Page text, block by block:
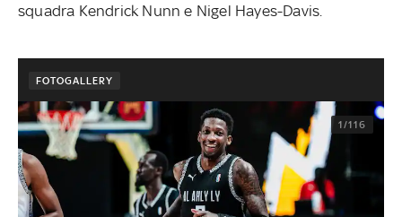
squadra Kendrick Nunn e Nigel Hayes-Davis.
FOTOGALLERY
1/116